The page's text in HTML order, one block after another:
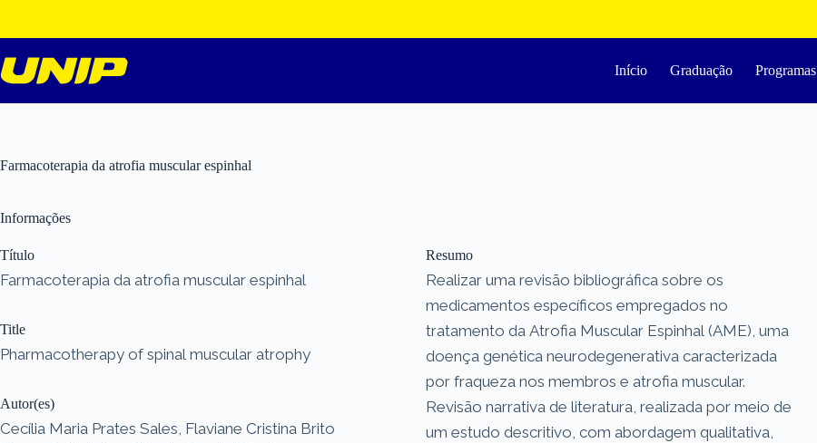
o
conteúdo
Início Graduação Programas
Farmacoterapia da atrofia muscular espinhal
Informações
Título
Farmacoterapia da atrofia muscular espinhal
Title
Pharmacotherapy of spinal muscular atrophy
Autor(es)
Cecília Maria Prates Sales, Flaviane Cristina Brito
Resumo
Realizar uma revisão bibliográfica sobre os
medicamentos específicos empregados no
tratamento da Atrofia Muscular Espinhal (AME), uma
doença genética neurodegenerativa caracterizada
por fraqueza nos membros e atrofia muscular.
Revisão narrativa de literatura, realizada por meio de
um estudo descritivo, com abordagem qualitativa,